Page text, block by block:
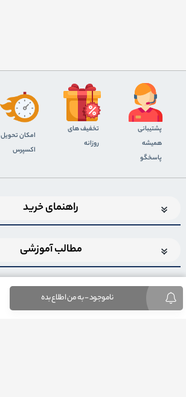
ناموجود - به من اطلاع بده
پشتیبانی
همیشه
پاسخگو
تخفیف های
روزانه
اﻣﮑﺎن ﺗﺤﻮﯾﻞ
اﮐﺴﭙﺮس
راهنمای خرید
مطالب آموزشی